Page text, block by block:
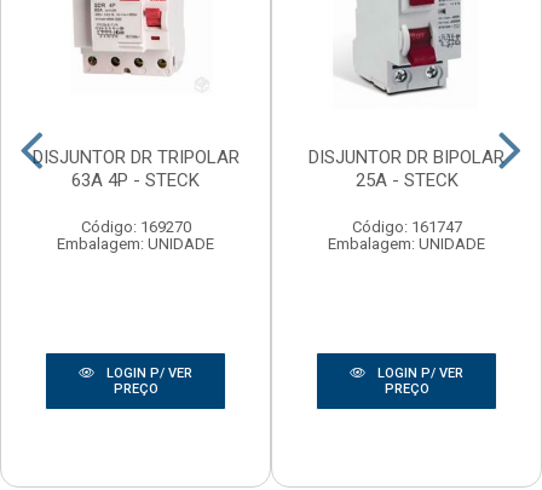
DISJUNTOR DR TRIPOLAR
63A 4P - STECK
Código: 169270
Embalagem: UNIDADE
LOGIN P/ VER
PREÇO
DISJUNTOR DR BIPOLAR
25A - STECK
Código: 161747
Embalagem: UNIDADE
LOGIN P/ VER
PREÇO